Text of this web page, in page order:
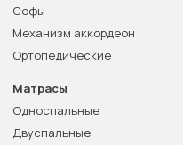
Софы
Механизм аккордеон
Ортопедические
Матрасы
Односпальные
Двуспальные